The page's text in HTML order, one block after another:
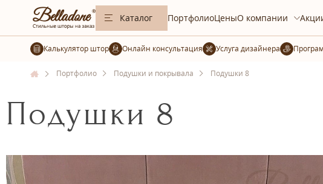
Каталог ПортфолиоЦеныО компании
Калькулятор штор Услуга дизайнера
Портфолио Подушки и покрывала Подушки 8
Подушки 8